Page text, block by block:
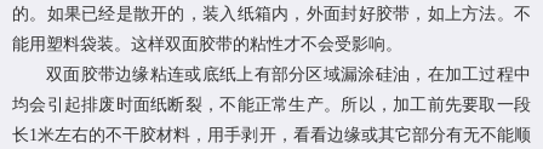
的。如果已经是散开的，装入纸箱内，外面封好胶带，如上方法。不
能用塑料袋装。这样双面胶带的粘性才不会受影响。
双面胶带边缘粘连或底纸上有部分区域漏涂硅油，在加工过程中
均会引起排废时面纸断裂，不能正常生产。所以，加工前先要取一段
长1米左右的不干胶材料，用手剥开，看看边缘或其它部分有无不能顺